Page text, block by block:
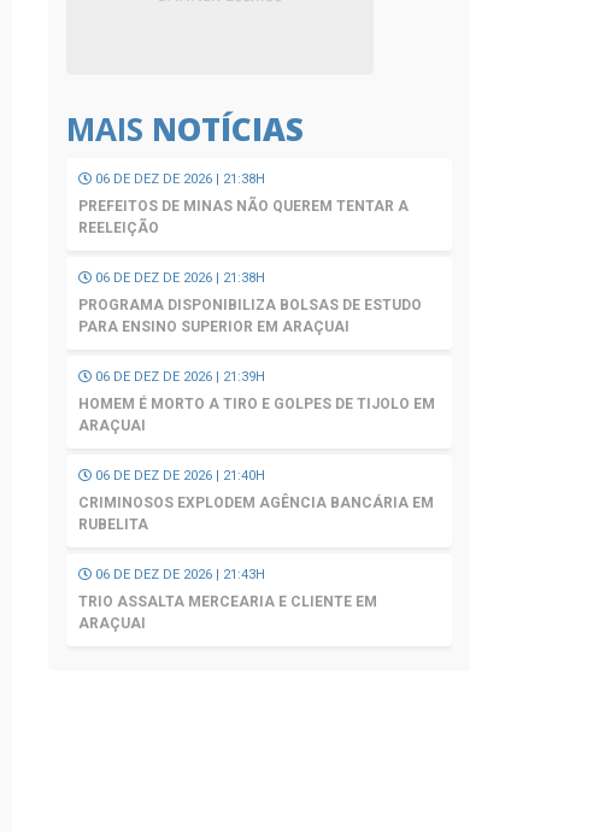
MAIS NOTÍCIAS
06 DE DEZ DE 2026 | 21:38H
PREFEITOS DE MINAS NÃO QUEREM TENTAR A
REELEIÇÃO
06 DE DEZ DE 2026 | 21:38H
PROGRAMA DISPONIBILIZA BOLSAS DE ESTUDO
PARA ENSINO SUPERIOR EM ARAÇUAI
06 DE DEZ DE 2026 | 21:39H
HOMEM É MORTO A TIRO E GOLPES DE TIJOLO EM
ARAÇUAI
06 DE DEZ DE 2026 | 21:40H
CRIMINOSOS EXPLODEM AGÊNCIA BANCÁRIA EM
RUBELITA
06 DE DEZ DE 2026 | 21:43H
TRIO ASSALTA MERCEARIA E CLIENTE EM
ARAÇUAI